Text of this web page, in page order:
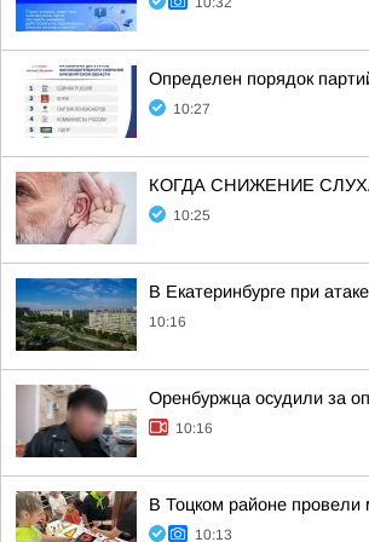
Определен порядок
10:27
КОГДА СНИЖЕНИЕ
10:25
В Екатеринбурге при
10:16
Оренбуржца осудили за
10:16
В Тоцком районе
10:13